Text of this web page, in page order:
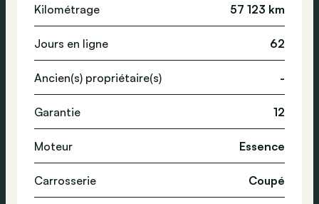
Kilométrage 57 123 km
Jours en ligne 62
Ancien(s) propriétaire(s) -
Garantie 12
Moteur Essence
Carrosserie Coupé